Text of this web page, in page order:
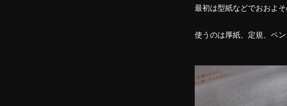
最初は型紙などでおおよ
使うのは厚紙、定規、ペ